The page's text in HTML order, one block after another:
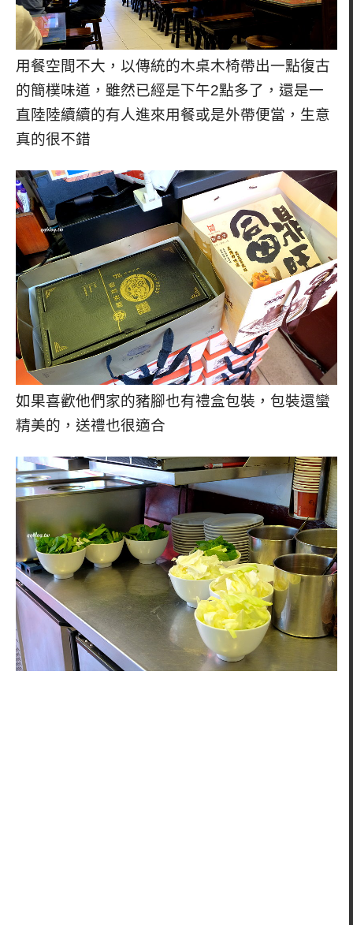
用餐空間不大，以傳統的木桌木椅帶出一點復古
的簡樸味道，雖然已經是下午2點多了，還是一
直陸陸續續的有人進來用餐或是外帶便當，生意
真的很不錯
如果喜歡他們家的豬腳也有禮盒包裝，包裝還蠻
精美的，送禮也很適合